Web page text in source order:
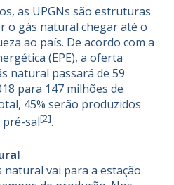
as UPGNs são estruturas
o gás natural chegar até o
ao país. De acordo com a
(EPE), a oferta
natural passará de 59
para 147 milhões de
45% serão produzidos
pré-sal[2].
vai para a estação